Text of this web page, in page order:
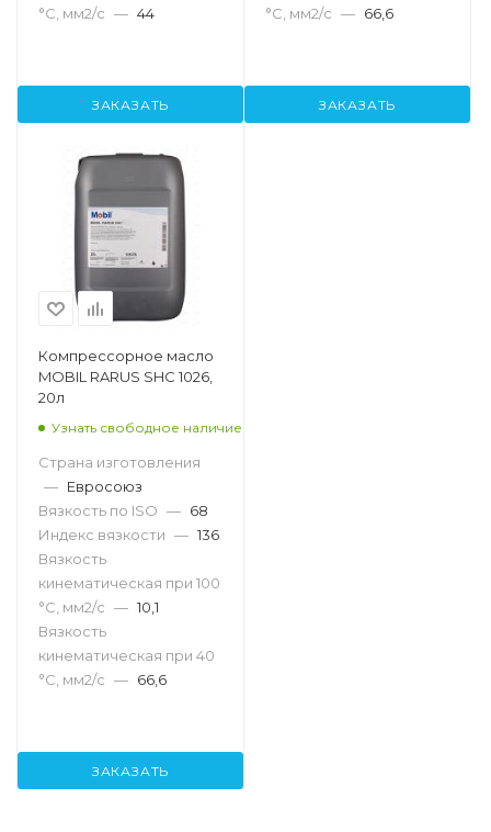
°С, мм2/с — 44
ЗАКАЗАТЬ
°С, мм2/с — 66,6
ЗАКАЗАТЬ
Компрессорное масло
MOBIL RARUS SHC 1026,
20л
Узнать свободное наличие
Страна изготовления
— Евросоюз
Вязкость по ISO — 68
Индекс вязкости — 136
Вязкость
кинематическая при 100
°С, мм2/с — 10,1
Вязкость
кинематическая при 40
°С, мм2/с — 66,6
ЗАКАЗАТЬ